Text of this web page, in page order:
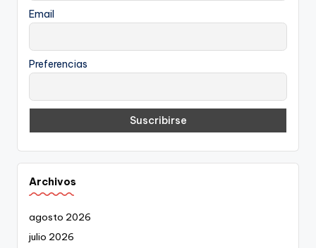
Email
Preferencias
Archivos
agosto 2026
julio 2026